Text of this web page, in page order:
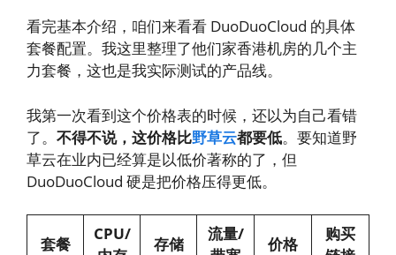
看完基本介绍，咱们来看看 DuoDuoCloud 的具体
套餐配置。我这里整理了他们家香港机房的几个主
力套餐，这也是我实际测试的产品线。
我第一次看到这个价格表的时候，还以为自己看错
了。 不得不说，这价格比野草云都要低。要知道野
草云在业内已经算是以低价著称的了，但
DuoDuoCloud 硬是把价格压得更低。
套餐
CPU/
存储
流量/
价格
购买